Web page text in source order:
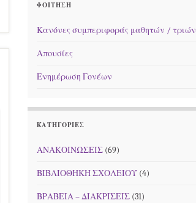
ΦΟΊΤΗΣΗ
Κανόνες συμπεριφοράς μαθητών / τριών
Απουσίες
Ενημέρωση Γονέων
KΑΤΗΓΟΡΊΕΣ
ΑΝΑΚΟΙΝΩΣΕΙΣ (69)
ΒΙΒΛΙΟΘΗΚΗ ΣΧΟΛΕΙΟΥ (4)
ΒΡΑΒΕΙΑ – ΔΙΑΚΡΙΣΕΙΣ (31)